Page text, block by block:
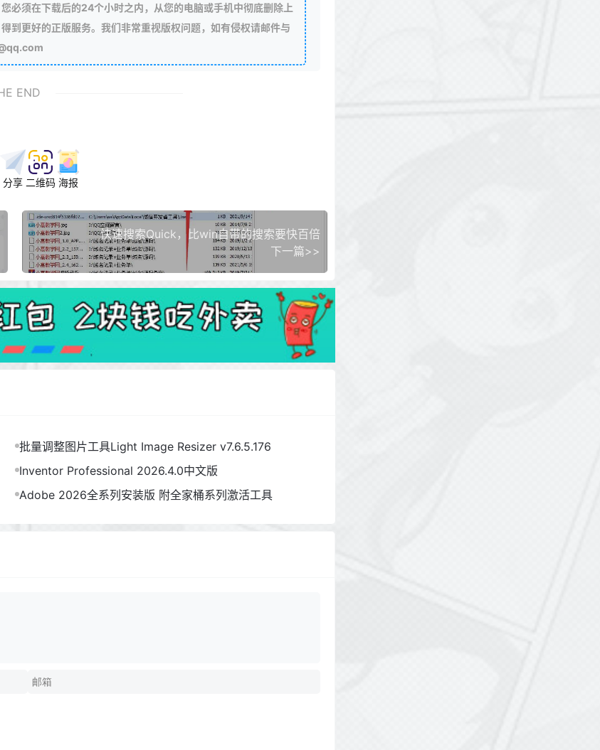
必须在下载后的24个小时之内，从您的电脑或手机中彻底删除上
到更好的正版服务。我们非常重视版权问题，如有侵权请邮件与
END
分享 二维码 海报
快速搜索Quick，比win自带的搜索要快百倍
下一篇>>
批量调整图片工具Light Image Resizer v7.6.5.176
Inventor Professional 2026.4.0中文版
Adobe 2026全系列安装版 附全家桶系列激活工具